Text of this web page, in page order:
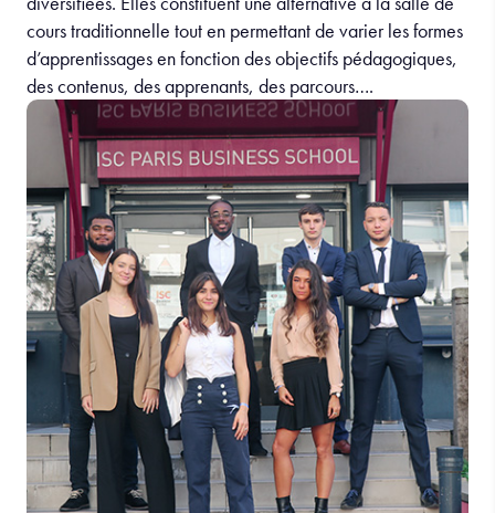
cours traditionnelle tout en permettant de varier les formes
d’apprentissages en fonction des objectifs pédagogiques,
des contenus, des apprenants, des parcours….